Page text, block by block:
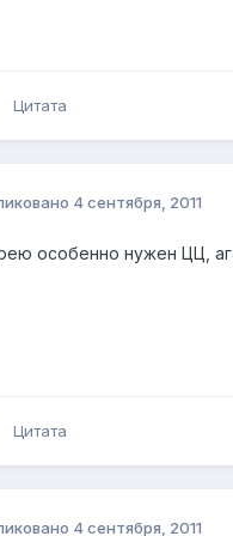
Цитата
4 сентября, 2011
особенно нужен ЦЦ,
Цитата
4 сентября, 2011